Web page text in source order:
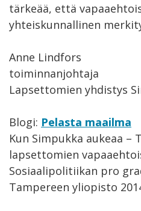
tärkeää, että
yhteiskunnallinen
Anne Lindfors
toiminnanjohtaja
Lapsettomien yhdistys
Blogi: Pelasta maailma
Kun Simpukka aukeaa –
lapsettomien
Sosiaalipolitiikan pro
Tampereen yliopisto